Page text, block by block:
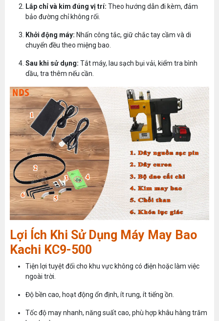
Lắp chỉ và kim đúng vị trí: Theo hướng dẫn đi kèm, đảm
bảo đường chỉ không rối.
Khởi động máy: Nhấn công tắc, giữ chắc tay cầm và di
chuyển đều theo miệng bao.
Sau khi sử dụng: Tắt máy, lau sạch bụi vải, kiểm tra bình
dầu, tra thêm nếu cần.
Lợi Ích Khi Sử Dụng Máy May Bao
Kachi KC9-500
Tiện lợi tuyệt đối cho khu vực không có điện hoặc làm việc
ngoài trời.
Độ bền cao, hoạt động ổn định, ít rung, ít tiếng ồn.
Tốc độ may nhanh, năng suất cao, phù hợp khâu hàng trăm
Chạy Điện Tốt Hơn? So Sánh Chi Tiết 2025
MÁY MAY BAO CẦM TAY TRỤ ĐỨNG 2 KIM
Giá bán lẻ: